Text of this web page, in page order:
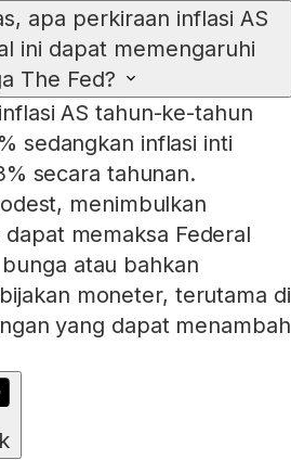
apa perkiraan inflasi AS
ini dapat memengaruhi
The Fed?
AS tahun-ke-tahun
sedangkan inflasi inti
secara tahunan.
menimbulkan
memaksa Federal
atau bahkan
moneter, terutama di
yang dapat menambah